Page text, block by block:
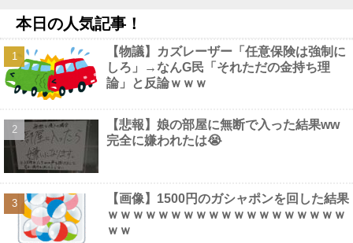
ゲーム業界ご用達のフォント、年間料金“53倍”かつ“更新毎に値上
げ”のありえない契約により多数撤退へ・・・他
【宇崎ちゃんは遊びたい！】BiCute Bunnies Figure「宇崎花」
「宇崎月」メタリックパープルver. プライズフィギュア【ラウンド
ワン限定で展開決定】他 NEW!
【画像】 ほぼ全裸なドスケベコスプレイヤーの身体がエ□すぎる
NEW!
【画像】 アラフォー∧∨女優さん、顔もお○ぱいもドスケベすぎ
るｗｗｗｗｗｗ
NEW!
Powered by livedoor 相互RSS
本日の人気記事！
【物議】カズレーザー「任意保険は強制に
しろ」→なんG民「それただの金持ち理
論」と反論ｗｗｗ
【悲報】娘の部屋に無断で入った結果ww
完全に嫌われたは😭
【画像】1500円のガシャポンを回した結果
ｗｗｗｗｗｗｗｗｗｗｗｗｗｗｗｗｗｗｗ
ｗｗ